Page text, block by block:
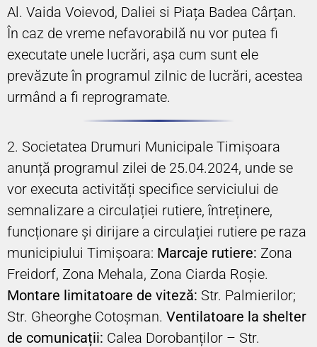
Al. Vaida Voievod, Daliei si Piața Badea Cârțan.
În caz de vreme nefavorabilă nu vor putea fi
executate unele lucrări, așa cum sunt ele
prevăzute în programul zilnic de lucrări, acestea
urmând a fi reprogramate.
2. Societatea Drumuri Municipale Timișoara
anunță programul zilei de 25.04.2024, unde se
vor executa activități specifice serviciului de
semnalizare a circulației rutiere, întreținere,
funcționare și dirijare a circulației rutiere pe raza
municipiului Timișoara: Marcaje rutiere: Zona
Freidorf, Zona Mehala, Zona Ciarda Roșie.
Montare limitatoare de viteză: Str. Palmierilor;
Str. Gheorghe Cotoșman. Ventilatoare la shelter
de comunicații: Calea Dorobanților – Str.